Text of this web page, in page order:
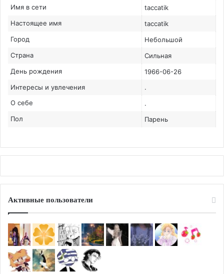
Имя в сети
taccatik
Настоящее имя
taccatik
Город
Небольшой
Страна
Сильная
День рождения
1966-06-26
Интересы и увлечения
.
О себе
.
Пол
Парень
Активные пользователи